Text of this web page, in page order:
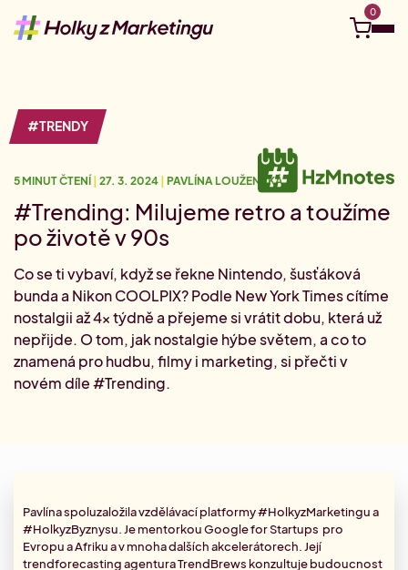
Objevuj
Kariérní kompas
Vydej se na cestu social media
Kariérní cesta: Digitální marketing
Vydej se na cestu digitálu
Slovníček pozic
Zorientuj se v marketingových pozicích.
Kurzy a eventy
Nejbližší live webináře
Připoj se online odkudkoliv.
Videokurzy
Tvé téma, tvé tempo.
Půlroční permanentka na školení
Jedno rozhodnutí, půl roku vzdělávání.
Konference #HolkyzMarketingu
Ucelené Akademie
Juniorní Akademie
Vstupenka do marketingu
Akademie pro marketingové manažer(k)y
Akademie pro pokročilé
Přehled Akademií
Pro firmy
Firemní vzdělávání
Hledám do týmu
Staň se klientem Akademie
#HzMhrdost
O nás
0
0
#TRENDY
5 MINUT ČTENÍ 27. 3. 2024 PAVLÍNA LOUŽENSKÁ
#Trending: Milujeme retro a toužíme
po životě v 90s
Co se ti vybaví, když se řekne Nintendo, šusťáková
bunda a Nikon COOLPIX? Podle New York Times cítíme
nostalgii až 4× týdně a přejeme si vrátit dobu, která už
nepřijde. O tom, jak nostalgie hýbe světem, a co to
znamená pro hudbu, filmy i marketing, si přečti v
novém díle #Trending.
Pavlína spoluzaložila vzdělávací platformy #HolkyzMarketingu a
#HolkyzByznysu. Je mentorkou Google for Startups pro
Evropu a Afriku a v mnoha dalších akcelerátorech. Její
trendforecasting agentura TrendBrews konzultuje budoucnost